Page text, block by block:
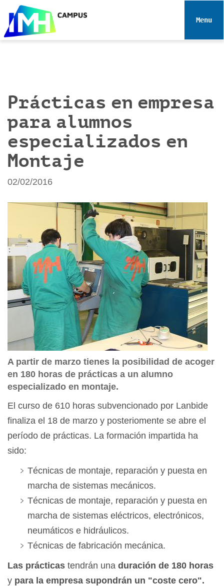
e
Toggle
Prácticas en empresa
para alumnos
especializados en
Montaje
02/02/2016
A partir de marzo tienes la posibilidad de acoger
en 180 horas de prácticas a un alumno
especializado en montaje.
El curso de 610 horas subvencionado por Lanbide
finaliza el 18 de marzo y posteriomente se abre el
período de prácticas. La formación impartida ha
sido:
Técnicas de montaje, reparación y puesta en
marcha de sistemas mecánicos.
Técnicas de montaje, reparación y puesta en
marcha de sistemas eléctricos, electrónicos,
neumáticos e hidráulicos.
Técnicas de fabricación mecánica.
Las prácticas tendrán una duración de 180 horas
y para la empresa supondrán un "coste cero".